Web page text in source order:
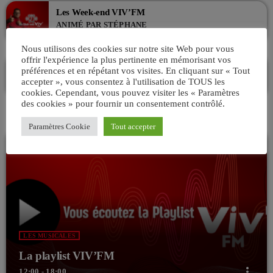
Les Week-end VIV’FM
ANIMÉ PAR STÉPHANE
La playlist VIV’FM
MUSIC NON-STOP
12:00 - 18:00
LES MUSICALES
La playlist VIV’FM
Nous utilisons des cookies sur notre site Web pour vous
offrir l'expérience la plus pertinente en mémorisant vos
préférences et en répétant vos visites. En cliquant sur « Tout
accepter », vous consentez à l'utilisation de TOUS les
cookies. Cependant, vous pouvez visiter les « Paramètres
des cookies » pour fournir un consentement contrôlé.
Paramètres Cookie Tout accepter